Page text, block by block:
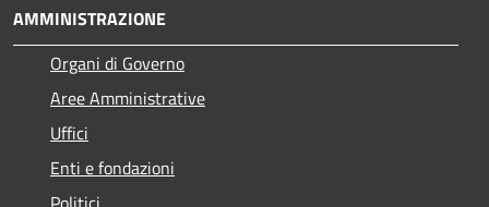
AMMINISTRAZIONE
Organi di Governo
Aree Amministrative
Uffici
Enti e fondazioni